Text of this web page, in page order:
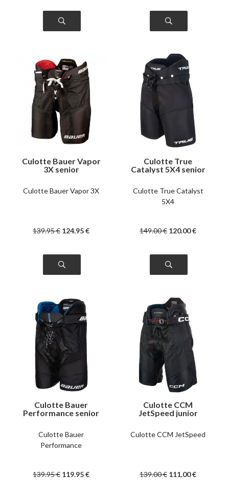
Culotte Bauer Vapor
3X senior
Culotte Bauer Vapor 3X
139.95€ 124.95€
Culotte True
Catalyst 5X4 senior
Culotte True Catalyst
5X4
149.00€ 120.00€
Culotte Bauer
Performance senior
Culotte Bauer
Performance
139.95€ 119.95€
Culotte CCM
JetSpeed junior
Culotte CCM JetSpeed
139.00€ 111.00€